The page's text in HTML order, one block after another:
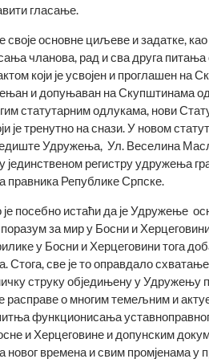
гласање.
основне циљеве и задатке,
чланова, рад и сва друга
који је усвојен и проглашен
и допуњаван на Скупштинама
статутарним одлукама, нови
је тренутно на снази. У новом
Удружења, Ул. Веселина
јединственом регистру удружења
правника Републике Српске.
посебно истаћи да је Удружење
за мир у Босни и
у Босни и Херцеговини тога
Стога, све је то оправдало
струку обједињену у Удружењу
расправе о многим темељним и
функционисања
и Херцеговине и допунским
новог времена и свим промјенама у